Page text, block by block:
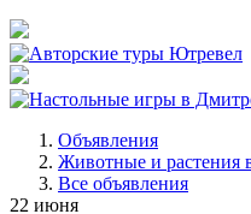
Объявления
Животные и растения
Все объявления
22 июня